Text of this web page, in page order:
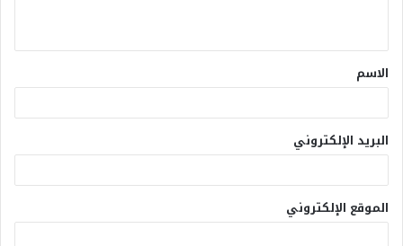
الاسم
البريد الإلكتروني
الموقع الإلكتروني